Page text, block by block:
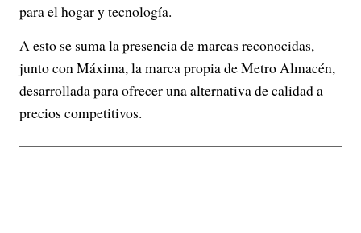
para el hogar y tecnología.
A esto se suma la presencia de marcas reconocidas,
junto con Máxima, la marca propia de Metro Almacén,
desarrollada para ofrecer una alternativa de calidad a
precios competitivos.